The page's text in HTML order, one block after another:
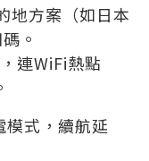
地方案（如日本
。
連WiFi熱點
模式，續航延